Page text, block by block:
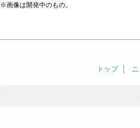
※画像は開発中のもの。
トップ